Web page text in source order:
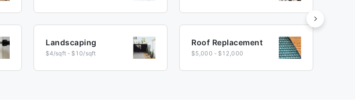
Landscaping
$4/sqft - $10/sqft
Roof Replacement
$5,000 - $12,000